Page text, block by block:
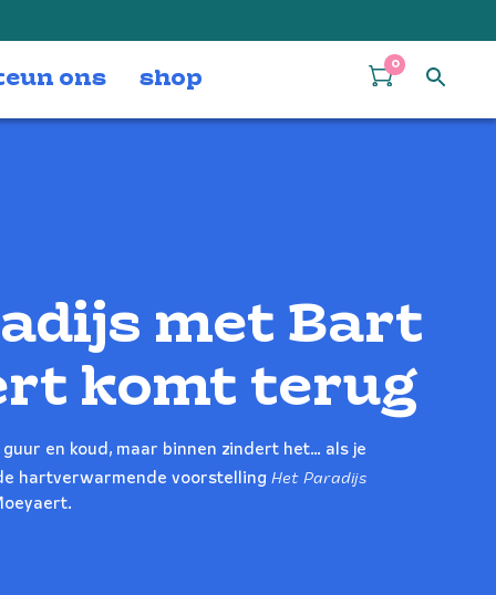
ons shop
0
met Bart
komt terug
en koud, maar binnen zindert het… als je
hartverwarmende voorstelling Het Paradijs